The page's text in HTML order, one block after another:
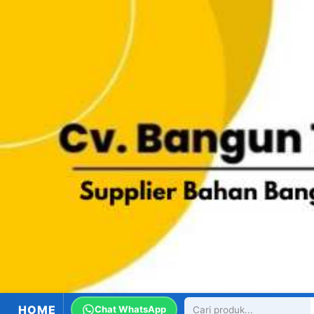
HOME Chat WhatsApp